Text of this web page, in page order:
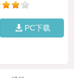
PC下载